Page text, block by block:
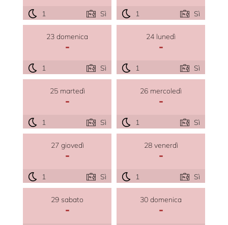
1 Sì 1 Sì
23 domenica
-
1 Sì
24 lunedì
-
1 Sì
25 martedì
-
1 Sì
26 mercoledì
-
1 Sì
27 giovedì
-
1 Sì
28 venerdì
-
1 Sì
29 sabato
-
30 domenica
-